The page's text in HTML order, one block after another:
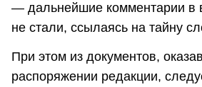
— дальнейшие комментарии в
не стали, ссылаясь на тайну
При этом из документов,
распоряжении редакции,